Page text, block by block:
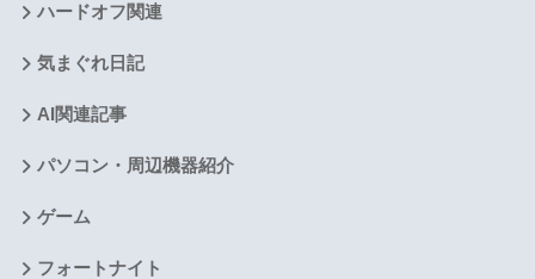
ハードオフ関連
気まぐれ日記
AI関連記事
パソコン・周辺機器紹介
ゲーム
フォートナイト